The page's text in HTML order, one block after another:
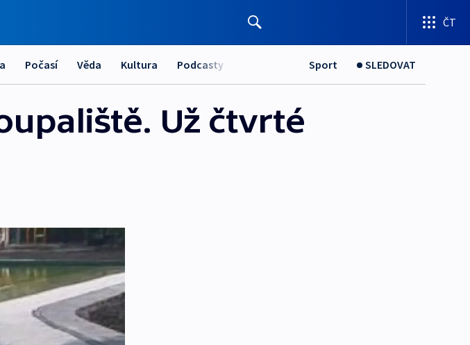
ČT
Počasí Věda Kultura Podcasty Sport SLEDOVAT
Už čtvrté